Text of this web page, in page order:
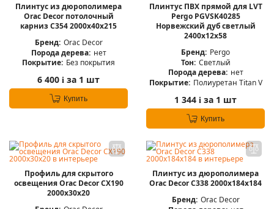
Плинтус из дюрополимера
Orac Decor потолочный
карниз C354 2000x40x215
Бренд: Orac Decor
Порода дерева: нет
Покрытие: Без покрытия
6 400 i за 1 шт
Купить
Плинтус ПВХ прямой для LVT
Pergo PGVSK40285
Норвежский дуб светлый
2400х12х58
Бренд: Pergo
Тон: Светлый
Порода дерева: нет
Покрытие: Полиуретан Titan V
1 344 i за 1 шт
Купить
Профиль для скрытого
освещения Orac Decor CX190
2000х30х20
Плинтус из дюрополимера
Orac Decor C338 2000х184х184
Бренд: Orac Decor